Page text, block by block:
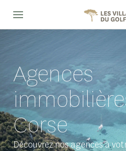
Agences
Corse
Découvrez nos agences à